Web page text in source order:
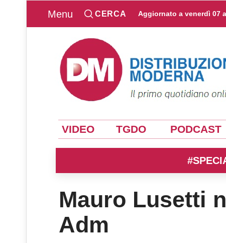
Menu CERCA Aggiornato a venerdì 07
VIDEO TGDO PODCAST
Mauro Lusetti
Adm